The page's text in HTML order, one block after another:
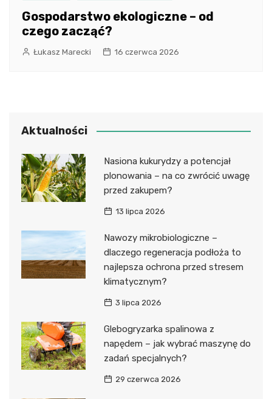
Gospodarstwo ekologiczne – od
czego zacząć?
Łukasz Marecki 16 czerwca 2026
Aktualności
Nasiona kukurydzy a potencjał
plonowania – na co zwrócić uwagę
przed zakupem?
13 lipca 2026
Nawozy mikrobiologiczne –
dlaczego regeneracja podłoża to
najlepsza ochrona przed stresem
klimatycznym?
3 lipca 2026
Glebogryzarka spalinowa z
napędem – jak wybrać maszynę do
zadań specjalnych?
29 czerwca 2026